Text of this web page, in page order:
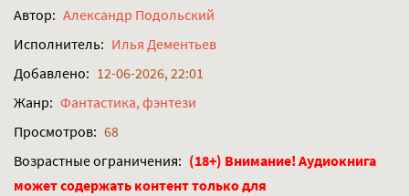
Автор: Александр Подольский
Исполнитель: Илья Дементьев
Добавлено: 12-06-2026, 22:01
Жанр: Фантастика, фэнтези
Просмотров: 68
Возрастные ограничения: (18+) Внимание! Аудиокнига
может содержать контент только для